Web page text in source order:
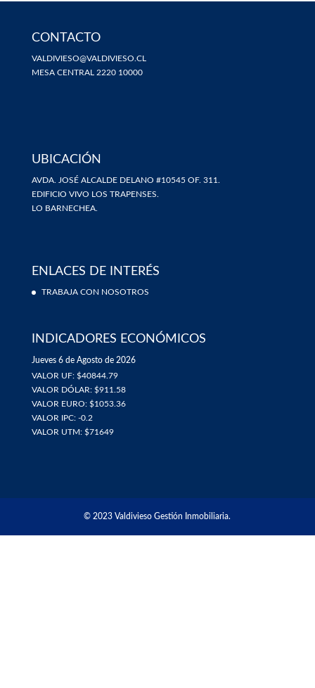
CONTACTO
VALDIVIESO@VALDIVIESO.CL
MESA CENTRAL 2220 10000
UBICACIÓN
AVDA. JOSÉ ALCALDE DELANO #10545 OF. 311.
EDIFICIO VIVO LOS TRAPENSES.
LO BARNECHEA.
ENLACES DE INTERÉS
TRABAJA CON NOSOTROS
INDICADORES ECONÓMICOS
Jueves 6 de Agosto de 2026
VALOR UF: $40844.79
VALOR DÓLAR: $911.58
VALOR EURO: $1053.36
VALOR IPC: -0.2
VALOR UTM: $71649
© 2023 Valdivieso Gestión Inmobiliaria.